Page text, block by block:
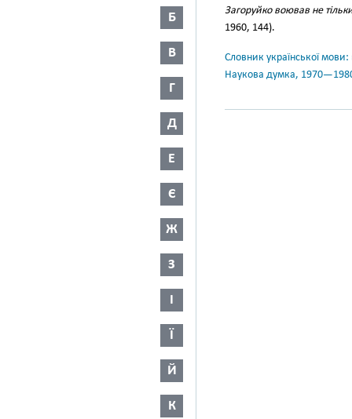
Б
В
Г
Д
Е
Є
Ж
З
І
Ї
Й
К
Загоруйко воював не
1960, 144).
Словник української
Наукова думка,